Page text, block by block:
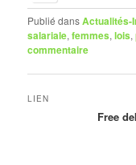
Publié dansActualités-
salariale,femmes,lois,
commentaire
LIEN
Free